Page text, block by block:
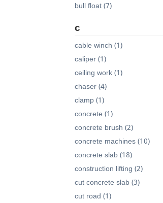
bull float (7)
c
cable winch (1)
caliper (1)
ceiling work (1)
chaser (4)
clamp (1)
concrete (1)
concrete brush (2)
concrete machines (10)
concrete slab (18)
construction lifting (2)
cut concrete slab (3)
cut road (1)